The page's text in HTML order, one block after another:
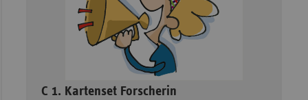
–
C 1. Kartenset Forscherin